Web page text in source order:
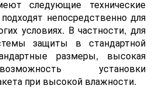
следующие технические
непосредственно для
условиях. В частности, для
защиты в стандартной
размеры, высокая
установки
при высокой влажности.